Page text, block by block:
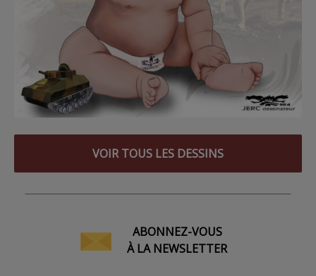
VOIR TOUS LES DESSINS
ABONNEZ-VOUS
À LA NEWSLETTER